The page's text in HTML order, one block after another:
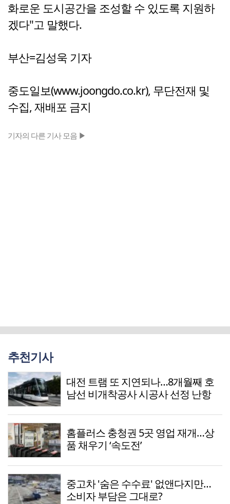
화로운 도시공간을 조성할 수 있도록 지원하
겠다"고 말했다.
부산=김성욱 기자
중도일보(www.joongdo.co.kr), 무단전재 및
수집, 재배포 금지
기자의 다른 기사 모음 ▶
추천기사
대전 트램 또 지연되나…8개월째 호
남선 비개착공사 시공사 선정 난항
홈플러스 충청권 5곳 영업 재개…상
품 채우기 ‘속도전’
중고차 '숨은 수수료' 없앤다지만…
소비자 부담은 그대로?